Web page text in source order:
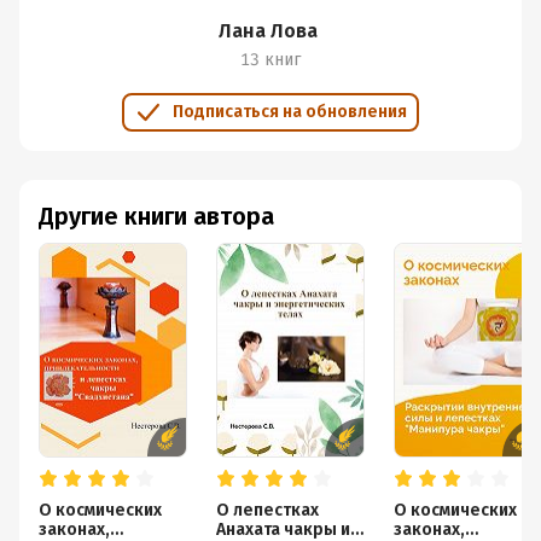
Лана Лова
13 книг
Подписаться на обновления
Другие книги автора
О космических
законах,
О лепестках
Анахата чакры и
О космических
законах,